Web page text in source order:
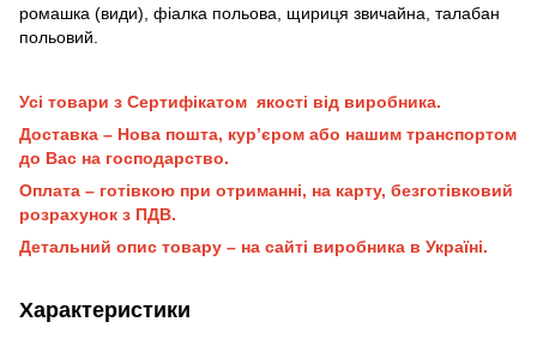
ромашка (види), фіалка польова, щириця звичайна, талабан
польовий.
Усі товари з Сертифікатом якості від виробника.
Доставка – Нова пошта, кур’єром або нашим транспортом
до Вас на господарство.
Оплата – готівкою при отриманні, на карту, безготівковий
розрахунок з ПДВ.
Детальний опис товару – на сайті виробника в Україні.
Характеристики